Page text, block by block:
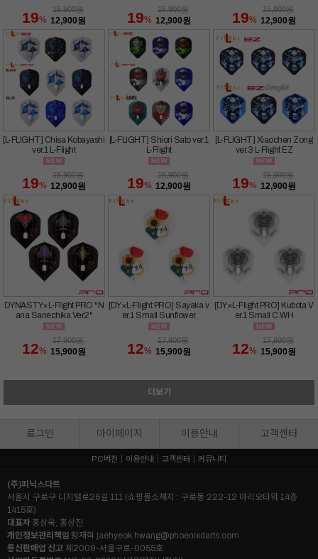
19%
15,900원
12,900원 19%
15,900원
12,900원 19%
15,900원
12,900원
[L-FLIGHT] Chisa Kobayashi
ver.1 L-Flight
19%
15,900원
12,900원
[L-FLIGHT] Shiori Sato ver.1
L-Flight
19%
15,900원
12,900원
[L-FLIGHT] Xiaochen Zong
ver.3 L-Flight EZ
19%
15,900원
12,900원
DYNASTY×L-Flight PRO "N
ana Sanechika Ver2"
12%
17,900원
15,900원
[DY×L-Flight PRO] Sayaka v
er.1 Small Sunflower
12%
17,900원
15,900원
[DY×L-Flight PRO] Kubota V
er.1 Small C.WH
12%
17,900원
15,900원
더보기
로그인 마이페이지 이용안내 고객센터
PC버전 이용안내 고객센터 커뮤니티
(주)피닉스다트
서울시 구로구 디지털로26길 111 (쇼핑몰소재지 : 구로동 222-12 마리오타워 14층
1415호)
대표자 홍상욱, 홍상진
개인정보관리책임 황재혁 jaehyeok.hwang@phoenixdarts.com
통신판매업 신고 제2009-서울구로-0055호